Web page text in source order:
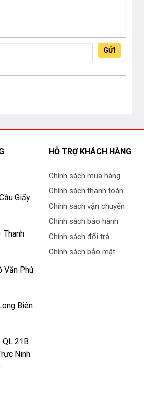
GỬI
Giấy
Thanh
Văn Phú
Biên
QL 21B
Ninh
HỖ TRỢ KHÁCH HÀNG
Chính sách mua hàng
Chính sách thanh toán
Chính sách vận chuyển
Chính sách bảo hành
Chính sách đổi trả
Chính sách bảo mật